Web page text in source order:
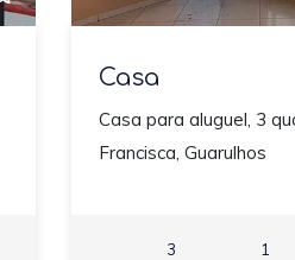
Casa
Casa para aluguel, 3
Francisca, Guarulhos
3
1